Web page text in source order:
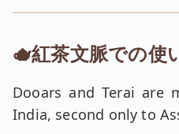
🫖紅茶文脈での使
英文:
Dooars and Terai are
India, second only to